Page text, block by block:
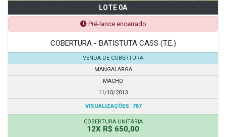
LOTE 0A
Pré-lance encerrado
COBERTURA - BATISTUTA CASS (T.E.)
VENDA DE COBERTURA
MANGALARGA
MACHO
11/10/2013
VISUALIZAÇÕES: 787
COBERTURA UNITÁRIA
12X R$ 650,00